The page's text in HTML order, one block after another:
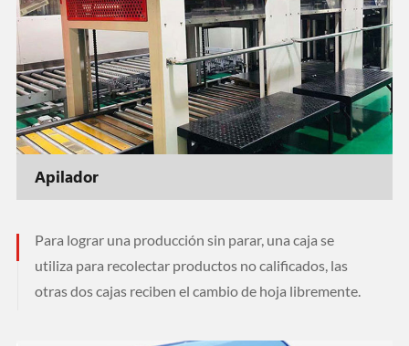
Apilador
Para lograr una producción sin parar, una caja se
utiliza para recolectar productos no calificados, las
otras dos cajas reciben el cambio de hoja libremente.